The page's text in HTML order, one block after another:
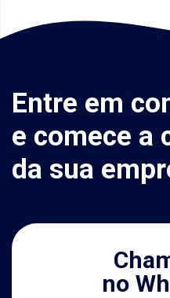
Entre em
e comece a
da sua
no